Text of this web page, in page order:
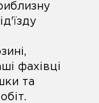
фахівці
та